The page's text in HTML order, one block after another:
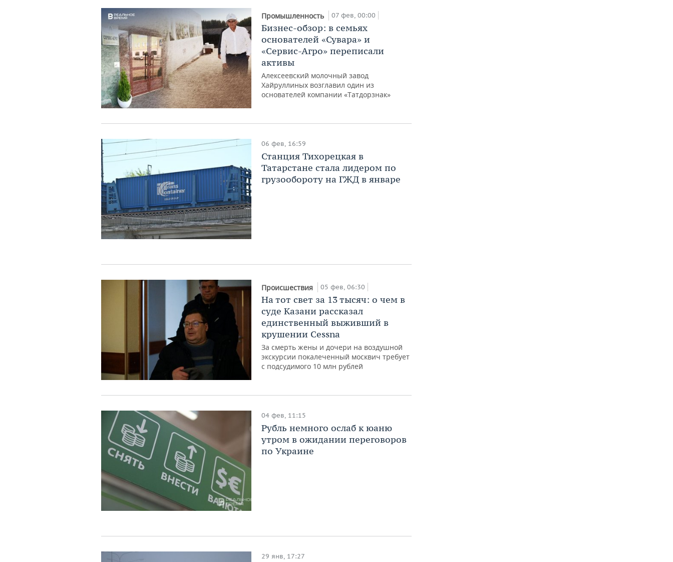
Промышленность 07 фев, 00:00
Бизнес-обзор: в семьях
основателей «Сувара» и
«Сервис-Агро» переписали
активы
Алексеевский молочный завод
Хайруллиных возглавил один из
основателей компании «Татдорзнак»
06 фев, 16:59
Станция Тихорецкая в
Татарстане стала лидером по
грузообороту на ГЖД в январе
Происшествия 05 фев, 06:30
На тот свет за 13 тысяч: о чем в
суде Казани рассказал
единственный выживший в
крушении Cessna
За смерть жены и дочери на воздушной
экскурсии покалеченный москвич требует
с подсудимого 10 млн рублей
04 фев, 11:15
Рубль немного ослаб к юаню
утром в ожидании переговоров
по Украине
29 янв, 17:27